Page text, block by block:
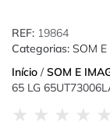
REF: 19864
Categorias: SOM E
Início / SOM E
65 LG
★ ★ ★ ★ ★